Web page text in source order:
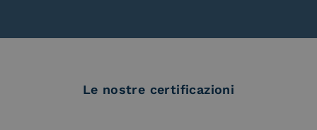
Le nostre certificazioni